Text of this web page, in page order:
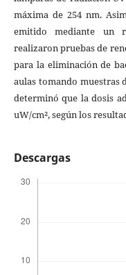
máxima de 254 nm.
emitido mediante un
realizaron pruebas de
para la eliminación de
aulas tomando muestras
determinó que la dosis
uW/cm², según los
Descargas